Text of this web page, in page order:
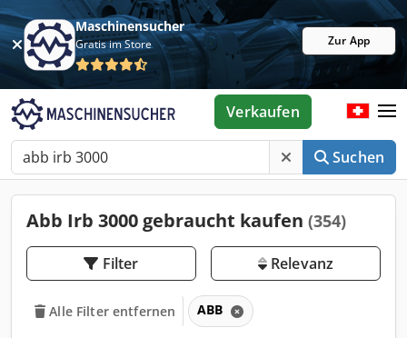
Maschinensucher
Gratis im Store Zur App
Suchen
Verkaufen
Abb Irb 3000 gebraucht kaufen (354)
Filter Relevanz
Alle Filter entfernen ABB